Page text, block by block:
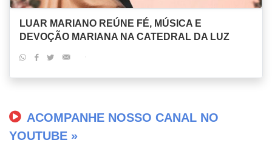
LUAR MARIANO REÚNE FÉ, MÚSICA E
DEVOÇÃO MARIANA NA CATEDRAL DA LUZ
ACOMPANHE NOSSO CANAL NO
YOUTUBE »